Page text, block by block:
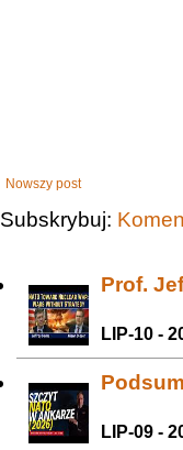
Nowszy post
Subskrybuj:
Prof.
LIP-10 -
LIP-09 -